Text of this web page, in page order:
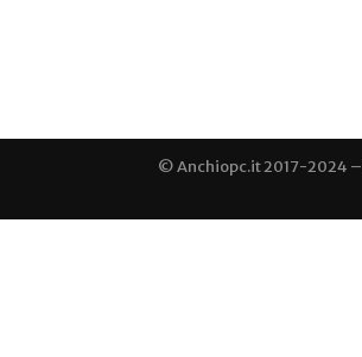
© Anchiopc.it 2017-2024 –